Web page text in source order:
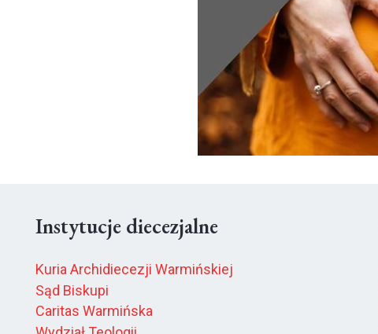
Instytucje diecezjalne
Kuria Archidiecezji Warmińskiej
Sąd Biskupi
Caritas Warmińska